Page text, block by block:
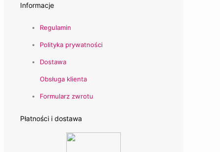
Informacje
Regulamin
Polityka prywatności
Dostawa
Obsługa klienta
Formularz zwrotu
Płatności i dostawa